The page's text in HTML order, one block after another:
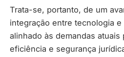
Trata-se, portanto, de um
integração entre tecnologia
alinhado às demandas atuais
eficiência e segurança